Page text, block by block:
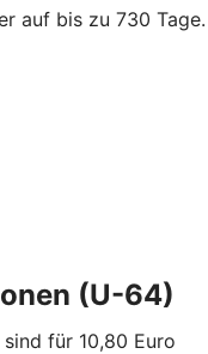
auf bis zu 730 Tage.
(U-64)
für 10,80 Euro